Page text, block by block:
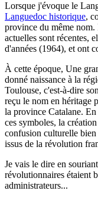
Lorsque j'évoque le
Languedoc historique,
province du même
actuelles sont récentes,
d'années (1964), et ont
À cette époque, Une
donné naissance à la
Toulouse, c'est-à-dire
reçu le nom en héritage
la province Catalane.
ces symboles, la
confusion culturelle bien
issus de la révolution
Je vais le dire en
révolutionnaires étaient
administrateurs...